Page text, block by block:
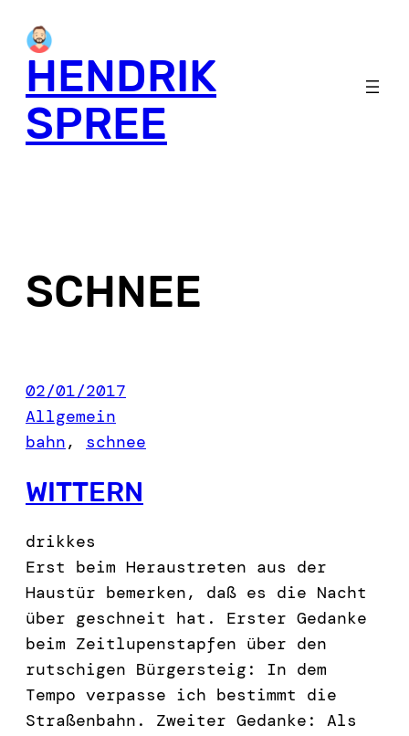
content
HENDRIK
SPREE
SCHNEE
02/01/2017
Allgemein
bahn, schnee
WITTERN
drikkes
Erst beim Heraustreten aus der
Haustür bemerken, daß es die Nacht
über geschneit hat. Erster Gedanke
beim Zeitlupenstapfen über den
rutschigen Bürgersteig: In dem
Tempo verpasse ich bestimmt die
Straßenbahn. Zweiter Gedanke: Als